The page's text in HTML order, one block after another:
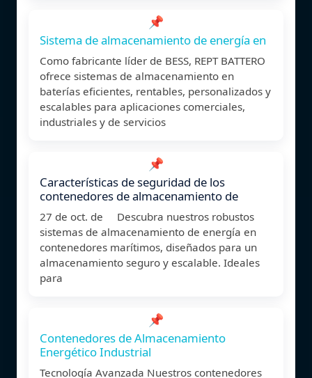
📌
Sistema de almacenamiento de energía en
Como fabricante líder de BESS, REPT BATTERO
ofrece sistemas de almacenamiento en
baterías eficientes, rentables, personalizados y
escalables para aplicaciones comerciales,
industriales y de servicios
📌
Características de seguridad de los
contenedores de almacenamiento de
27 de oct. de Descubra nuestros robustos
sistemas de almacenamiento de energía en
contenedores marítimos, diseñados para un
almacenamiento seguro y escalable. Ideales
para
📌
Contenedores de Almacenamiento
Energético Industrial
Tecnología Avanzada Nuestros contenedores